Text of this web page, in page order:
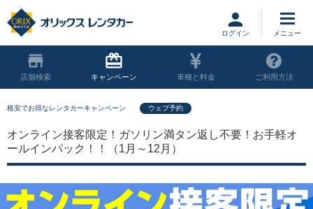
ログイン
店舗 キャンペーン 車種と料金 ご利用方法
格安でお得なレンタカーキャンペーン ウェブ予約
オンライン接客限定！ガソリン満タン返し不要！お手軽オ
ールインパック！！（1月～12月）